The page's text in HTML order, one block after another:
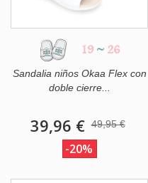
19 ~ 26
Sandalia niños Okaa Flex con
doble cierre...
39,96 € 49,95 €
-20%